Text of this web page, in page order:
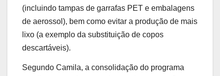
(incluindo tampas de garrafas PET e embalagens
de aerossol), bem como evitar a produção de mais
lixo (a exemplo da substituição de copos
descartáveis).
Segundo Camila, a consolidação do programa